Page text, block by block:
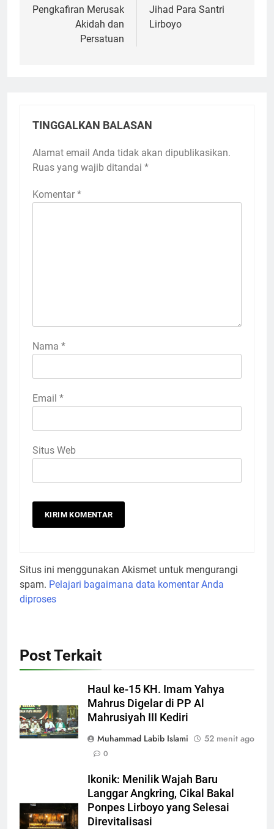
pos
Pengkafiran Merusak
Akidah dan
Persatuan
Jihad Para Santri
Lirboyo
TINGGALKAN BALASAN
Alamat email Anda tidak akan dipublikasikan.
Ruas yang wajib ditandai *
Komentar *
Nama *
Email *
Situs Web
Situs ini menggunakan Akismet untuk mengurangi
spam. Pelajari bagaimana data komentar Anda
diproses
Post Terkait
Haul ke-15 KH. Imam Yahya
Mahrus Digelar di PP Al
Mahrusiyah III Kediri
Muhammad Labib Islami
52 menit ago
0
Ikonik: Menilik Wajah Baru
Langgar Angkring, Cikal Bakal
Ponpes Lirboyo yang Selesai
Direvitalisasi